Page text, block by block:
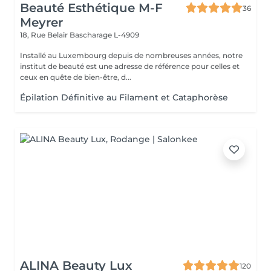
Beauté Esthétique M-F
Meyrer
36
18, Rue Belair Bascharage L-4909
Installé au Luxembourg depuis de nombreuses années, notre
institut de beauté est une adresse de référence pour celles et
ceux en quête de bien-être, d...
Épilation Définitive au Filament et Cataphorèse
ALINA Beauty Lux
120